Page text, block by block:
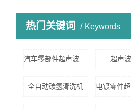
热门关键词 Keywords
超声
全自动碳氢清洗机